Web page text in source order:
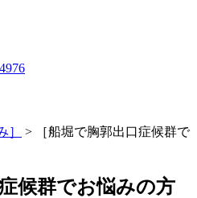
］ >
［船堀で胸郭出口症候群で
候群でお悩みの方